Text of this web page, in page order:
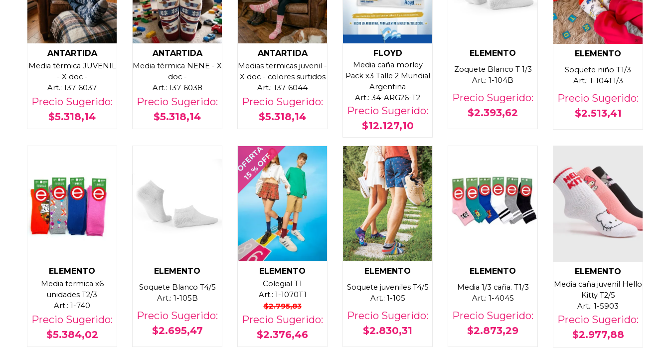
ANTARTIDA
Media tèrmica JUVENIL
- X doc -
Art.: 137-6037
Precio Sugerido:
$5.318,14
ANTARTIDA
Media tèrmica NENE - X
doc -
Art.: 137-6038
Precio Sugerido:
$5.318,14
ANTARTIDA
Medias termicas juvenil -
X doc - colores surtidos
Art.: 137-6044
Precio Sugerido:
$5.318,14
FLOYD
Media caña morley
Pack x3 Talle 2 Mundial
Argentina
Art.: 34-ARG26-T2
Precio Sugerido:
$12.127,10
ELEMENTO
Zoquete Blanco T 1/3
Art.: 1-104B
Precio Sugerido:
$2.393,62
ELEMENTO
Soquete niño T1/3
Art.: 1-104T1/3
Precio Sugerido:
$2.513,41
ELEMENTO
Media termica x6
unidades T2/3
Art.: 1-740
Precio Sugerido:
$5.384,02
ELEMENTO
Soquete Blanco T4/5
Art.: 1-105B
Precio Sugerido:
$2.695,47
OFERTA
15 % OFF
ELEMENTO
Colegial T1
Art.: 1-1070T1
$2.795,83
Precio Sugerido:
$2.376,46
ELEMENTO
Soquete juveniles T4/5
Art.: 1-105
Precio Sugerido:
$2.830,31
ELEMENTO
Media 1/3 caña. T1/3
Art.: 1-404S
Precio Sugerido:
$2.873,29
ELEMENTO
Media caña juvenil Hello
Kitty T2/5
Art.: 1-5903
Precio Sugerido:
$2.977,88